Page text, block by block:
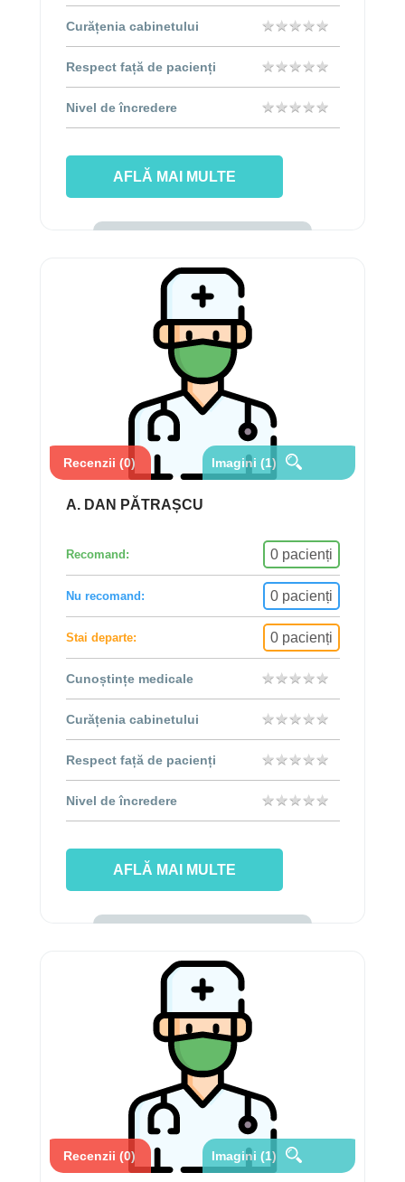
Curățenia cabinetului ★★★★★
★★★★★
Respect față de pacienți ★★★★★
★★★★★
Nivel de încredere ★★★★★
★★★★★
AFLĂ MAI MULTE
Recenzii (0) Imagini (1)
A. DAN PĂTRAȘCU
Recomand: 0 pacienți
Nu recomand: 0 pacienți
Stai departe: 0 pacienți
Cunoștințe medicale ★★★★★
★★★★★
Curățenia cabinetului ★★★★★
★★★★★
Respect față de pacienți ★★★★★
★★★★★
Nivel de încredere ★★★★★
★★★★★
AFLĂ MAI MULTE
Recenzii (0) Imagini (1)